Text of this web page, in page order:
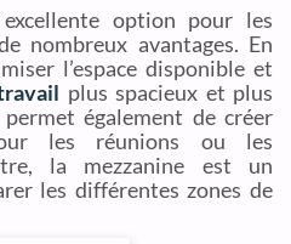
option pour les
nombreux avantages. En
l’espace disponible et
plus spacieux et plus
également de créer
les réunions ou les
la mezzanine est un
les différentes zones de